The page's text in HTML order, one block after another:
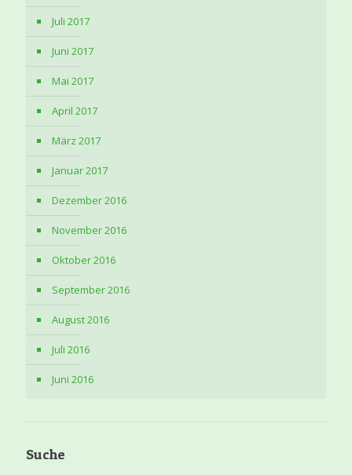
Juli 2017
Juni 2017
Mai 2017
April 2017
März 2017
Januar 2017
Dezember 2016
November 2016
Oktober 2016
September 2016
August 2016
Juli 2016
Juni 2016
Suche